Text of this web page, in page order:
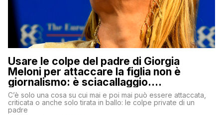
Usare le colpe del padre di Giorgia
Meloni per attaccare la figlia non è
giornalismo: è sciacallaggio.
Dimostriamo di essere diversi
C’è solo una cosa su cui mai e poi mai può essere attaccata,
criticata o anche solo tirata in ballo: le colpe private di un
padre